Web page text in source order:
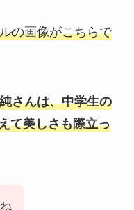
の画像がこちらで
さんは、中学生の
て美しさも際立っ